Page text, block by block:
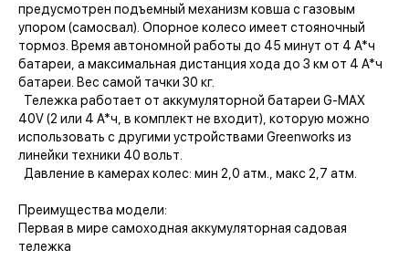
предусмотрен подъемный механизм ковша с газовым
упором (самосвал). Опорное колесо имеет стояночный
тормоз. Время автономной работы до 45 минут от 4 А*ч
батареи, а максимальная дистанция хода до 3 км от 4 А*ч
батареи. Вес самой тачки 30 кг.
Тележка работает от аккумуляторной батареи G-MAX
40V (2 или 4 А*ч, в комплект не входит), которую можно
использовать с другими устройствами Greenworks из
линейки техники 40 вольт.
Давление в камерах колес: мин 2,0 атм., макс 2,7 атм.
Преимущества модели:
Первая в мире самоходная аккумуляторная садовая
тележка